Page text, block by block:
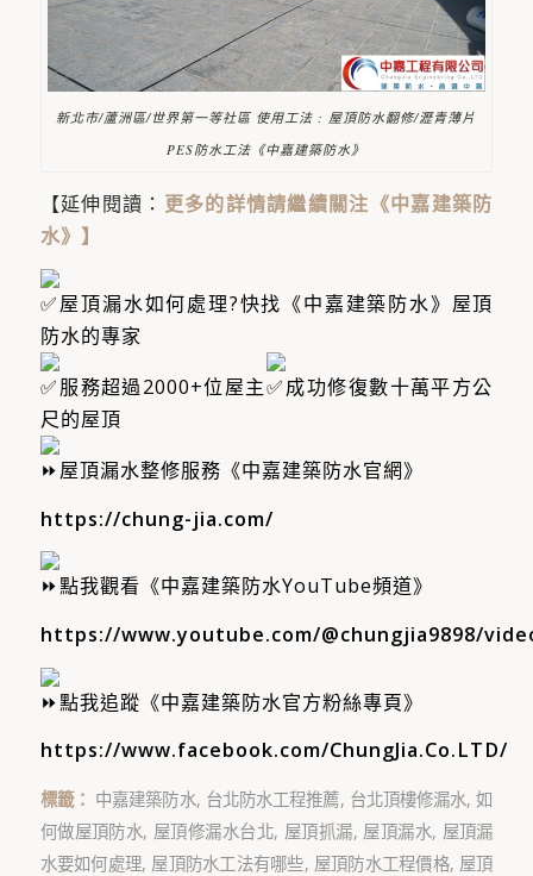
新北市/蘆洲區/世界第一等社區 使用工法 : 屋頂防水翻修/瀝青薄片
PES防水工法《中嘉建築防水》
【延伸閱讀： 更多的詳情請繼續關注《中嘉建築防
水》 】
屋頂漏水如何處理?快找《中嘉建築防水》屋頂
防水的專家
服務超過2000+位屋主​
成功修復數十萬平方公
尺的屋頂
屋頂漏水整修服務《中嘉建築防水官網》
https://chung-jia.com/
點我觀看《中嘉建築防水YouTube頻道》
https://www.youtube.com/@chungjia9898/
點我追蹤《中嘉建築防水官方粉絲專頁》
https://www.facebook.com/ChungJia.Co.LTD/
標籤： 中嘉建築防水, 台北防水工程推薦, 台北頂樓修漏水,如
何做屋頂防水, 屋頂修漏水台北, 屋頂抓漏, 屋頂漏水, 屋頂漏
水要如何處理, 屋頂防水工法有哪些, 屋頂防水工程價格, 屋頂